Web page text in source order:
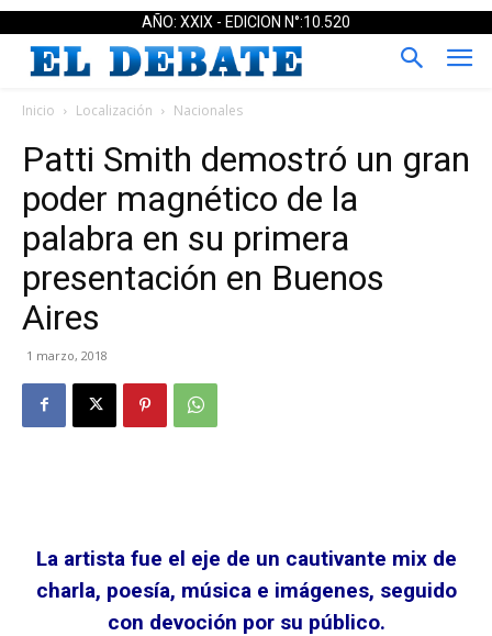
AÑO: XXIX - EDICION N°:10.520
Inicio Localización Nacionales
Patti Smith demostró un gran
poder magnético de la
palabra en su primera
presentación en Buenos
Aires
1 marzo, 2018
La artista fue el eje de un cautivante mix de
charla, poesía, música e imágenes, seguido
con devoción por su público.